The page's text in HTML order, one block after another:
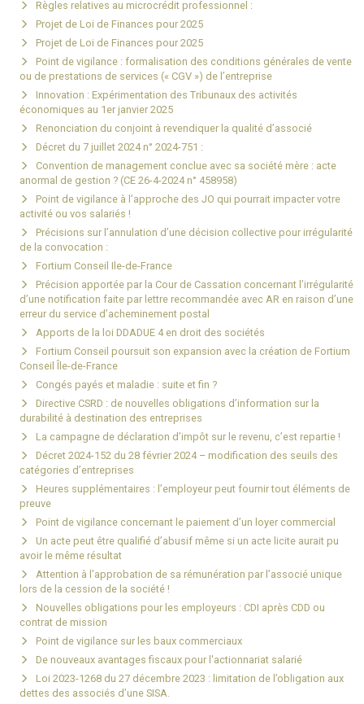
Règles relatives au microcrédit professionnel :
Projet de Loi de Finances pour 2025
Projet de Loi de Finances pour 2025
Point de vigilance : formalisation des conditions générales de vente
ou de prestations de services (« CGV ») de l’entreprise
Innovation : Expérimentation des Tribunaux des activités
économiques au 1er janvier 2025
Renonciation du conjoint à revendiquer la qualité d’associé
Décret du 7 juillet 2024 n° 2024-751 :
Convention de management conclue avec sa société mère : acte
anormal de gestion ? (CE 26-4-2024 n° 458958)
Point de vigilance à l’approche des JO qui pourrait impacter votre
activité ou vos salariés !
Précisions sur l’annulation d’une décision collective pour irrégularité
de la convocation :
Fortium Conseil Ile-de-France
Précision apportée par la Cour de Cassation concernant l’irrégularité
d’une notification faite par lettre recommandée avec AR en raison d’une
erreur du service d’acheminement postal
Apports de la loi DDADUE 4 en droit des sociétés
Fortium Conseil poursuit son expansion avec la création de Fortium
Conseil Île-de-France
Congés payés et maladie : suite et fin ?
Directive CSRD : de nouvelles obligations d’information sur la
durabilité à destination des entreprises
La campagne de déclaration d’impôt sur le revenu, c’est repartie !
Décret 2024-152 du 28 février 2024 – modification des seuils des
catégories d’entreprises
Heures supplémentaires : l’employeur peut fournir tout éléments de
preuve
Point de vigilance concernant le paiement d’un loyer commercial
Un acte peut être qualifié d’abusif même si un acte licite aurait pu
avoir le même résultat
Attention à l’approbation de sa rémunération par l’associé unique
lors de la cession de la société !
Nouvelles obligations pour les employeurs : CDI après CDD ou
contrat de mission
Point de vigilance sur les baux commerciaux
De nouveaux avantages fiscaux pour l'actionnariat salarié
Loi 2023-1268 du 27 décembre 2023 : limitation de l’obligation aux
dettes des associés d’une SISA.